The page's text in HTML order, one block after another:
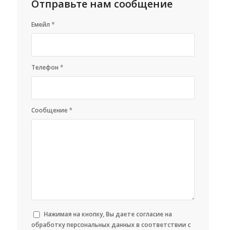
Отправьте нам сообщение
Емейл*
Телефон*
Сообщение*
Нажимая на кнопку, Вы даете согласие на
обработку персональных данных в соответствии с